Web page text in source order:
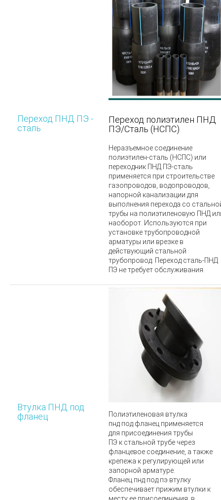
Переход ПНД ПЭ -
сталь
Переход полиэтилен ПНД
ПЭ/Сталь (НСПС)
Неразъемное соединение
полиэтилен-сталь (НСПС) или
переходник ПНД ПЭ-сталь
применяется при строительстве
газопроводов, водопроводов,
напорной канализации для
выполнения перехода со
трубы на полиэтиленовую ПНД
наоборот. Используются при
установке трубопроводной
арматуры или врезке в
действующий стальной
трубопровод. Переход сталь-ПНД
ПЭ не требует обслуживания.
Втулка ПНД под
фланец
Полиэтиленовая втулка
пнд под фланец применяется
для присоединения трубы
ПЭ к стальной трубе через
фланцевое соединение, а также
крепежа к регулирующей или
запорной арматуре.
Фланец пнд под пэ втулку
обеспечивает прижим втулки к